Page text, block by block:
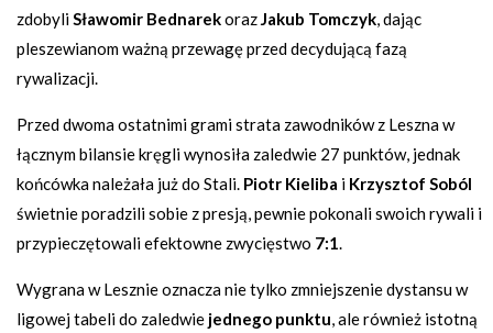
zdobyli Sławomir Bednarekoraz Jakub Tomczyk , dając
pleszewianom ważną przewagę przed decydującą fazą
rywalizacji.
Przed dwoma ostatnimi grami strata zawodników z Leszna w
łącznym bilansie kręgli wynosiła zaledwie 27 punktów, jednak
końcówka należała już do Stali. Piotr Kieliba i Krzysztof Soból
świetnie poradzili sobie z presją, pewnie pokonali swoich rywali i
przypieczętowali efektowne zwycięstwo 7:1
Wygrana w Lesznie oznacza nie tylko zmniejszenie dystansu w
ligowej tabeli do zaledwie jednego punktu , ale również istotną